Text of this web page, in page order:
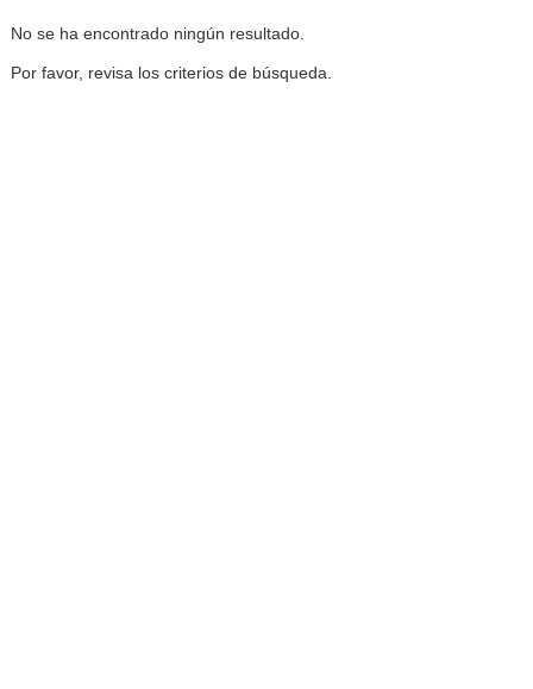
No se ha encontrado ningún resultado.
Por favor, revisa los criterios de búsqueda.